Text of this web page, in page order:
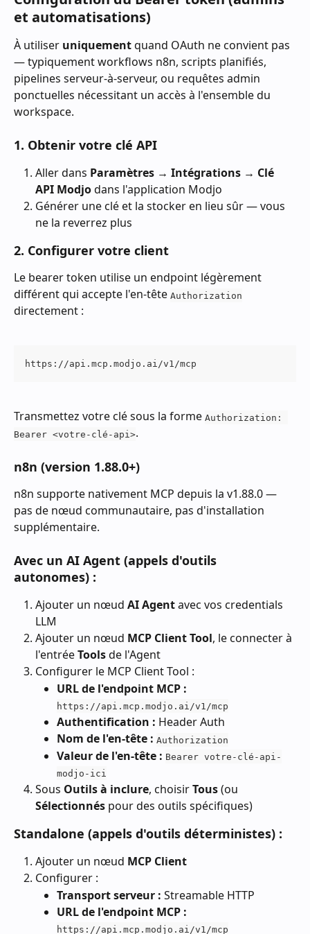
et automatisations)
À utiliser uniquement quand OAuth ne convient pas
— typiquement workflows n8n, scripts planifiés,
pipelines serveur-à-serveur, ou requêtes admin
ponctuelles nécessitant un accès à l'ensemble du
workspace.
1. Obtenir votre clé API
Aller dans Paramètres → Intégrations → Clé
API Modjo dans l'application Modjo
Générer une clé et la stocker en lieu sûr — vous
ne la reverrez plus
2. Configurer votre client
Le bearer token utilise un endpoint légèrement
différent qui accepte l'en-tête Authorization
directement :
https://api.mcp.modjo.ai/v1/mcp
Transmettez votre clé sous la forme Authorization:
Bearer <votre-clé-api>.
n8n (version 1.88.0+)
n8n supporte nativement MCP depuis la v1.88.0 —
pas de nœud communautaire, pas d'installation
supplémentaire.
Avec un AI Agent (appels d'outils
autonomes) :
Ajouter un nœud AI Agent avec vos credentials
LLM
Ajouter un nœud MCP Client Tool, le connecter à
l'entrée Tools de l'Agent
Configurer le MCP Client Tool :
URL de l'endpoint MCP :
https://api.mcp.modjo.ai/v1/mcp
Authentification : Header Auth
Nom de l'en-tête : Authorization
Valeur de l'en-tête : Bearer votre-clé-api-
modjo-ici
Sous Outils à inclure, choisir Tous (ou
Sélectionnés pour des outils spécifiques)
Standalone (appels d'outils déterministes) :
Ajouter un nœud MCP Client
Configurer :
Transport serveur : Streamable HTTP
URL de l'endpoint MCP :
https://api.mcp.modjo.ai/v1/mcp